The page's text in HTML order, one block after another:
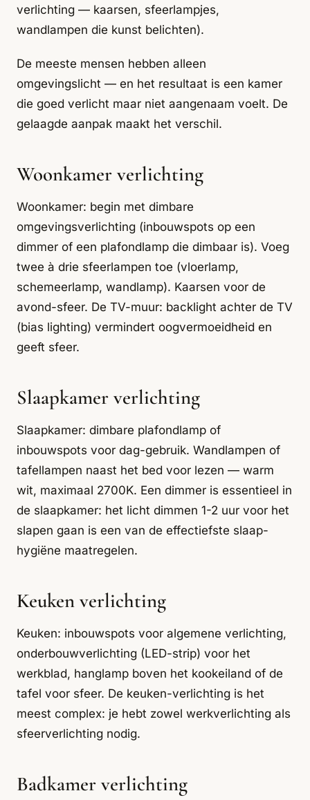
verlichting — kaarsen, sfeerlampjes,
wandlampen die kunst belichten).
De meeste mensen hebben alleen
omgevingslicht — en het resultaat is een kamer
die goed verlicht maar niet aangenaam voelt. De
gelaagde aanpak maakt het verschil.
Woonkamer verlichting
Woonkamer: begin met dimbare
omgevingsverlichting (inbouwspots op een
dimmer of een plafondlamp die dimbaar is). Voeg
twee à drie sfeerlampen toe (vloerlamp,
schemeerlamp, wandlamp). Kaarsen voor de
avond-sfeer. De TV-muur: backlight achter de TV
(bias lighting) vermindert oogvermoeidheid en
geeft sfeer.
Slaapkamer verlichting
Slaapkamer: dimbare plafondlamp of
inbouwspots voor dag-gebruik. Wandlampen of
tafellampen naast het bed voor lezen — warm
wit, maximaal 2700K. Een dimmer is essentieel in
de slaapkamer: het licht dimmen 1-2 uur voor het
slapen gaan is een van de effectiefste slaap-
hygiëne maatregelen.
Keuken verlichting
Keuken: inbouwspots voor algemene verlichting,
onderbouwverlichting (LED-strip) voor het
werkblad, hanglamp boven het kookeiland of de
tafel voor sfeer. De keuken-verlichting is het
meest complex: je hebt zowel werkverlichting als
sfeerverlichting nodig.
Badkamer verlichting